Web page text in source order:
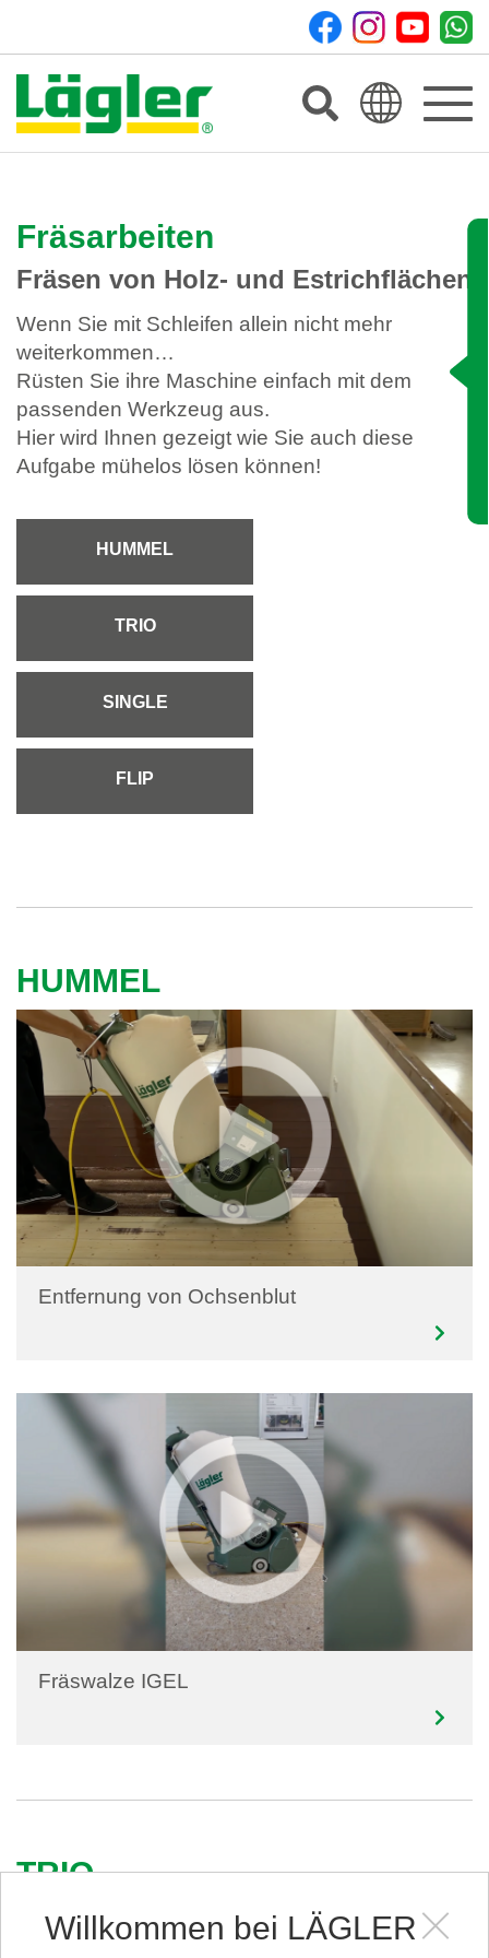
Toggle
Fräsarbeiten
Fräsen von Holz- und Estrichflächen
Wenn Sie mit Schleifen allein nicht mehr
weiterkommen…
Rüsten Sie ihre Maschine einfach mit dem
passenden Werkzeug aus.
Hier wird Ihnen gezeigt wie Sie auch diese
Aufgabe mühelos lösen können!
HUMMEL
TRIO
SINGLE
FLIP
HUMMEL
Entfernung von Ochsenblut
Fräswalze IGEL
TRIO
Willkommen bei LÄGLER